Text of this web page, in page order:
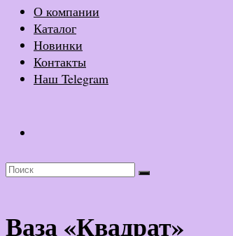
О компании
Каталог
Новинки
Контакты
Наш Telegram
Ваза «Квадрат»